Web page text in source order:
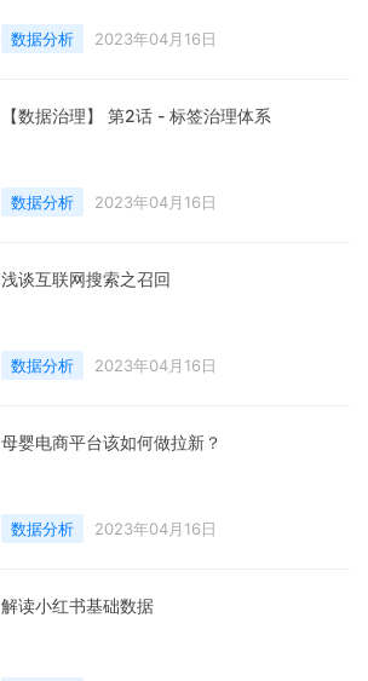
数据分析 2023年04月16日
【数据治理】 第2话 - 标签治理体系
数据分析 2023年04月16日
浅谈互联网搜索之召回
数据分析 2023年04月16日
母婴电商平台该如何做拉新？
数据分析 2023年04月16日
解读小红书基础数据